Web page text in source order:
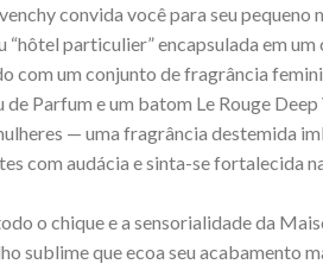
convida você para seu pequeno
“hôtel particulier” encapsulada em
com um conjunto de fragrância
Parfum e um batom Le Rouge Deep
— uma fragrância destemida
com audácia e sinta-se fortalecida
o chique e a sensorialidade da
sublime que ecoa seu acabamento